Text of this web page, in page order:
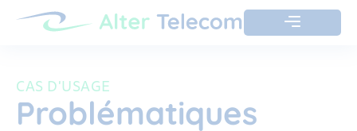
CAS D'USAGE
Problématiques